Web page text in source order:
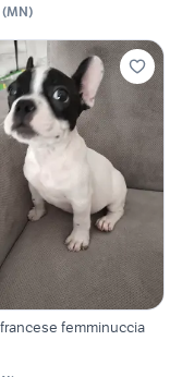
(MN)
femminuccia